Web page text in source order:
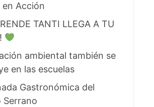
en Acción
TANTI LLEGA A TU
ambiental también se
en las escuelas
Gastronómica del
Serrano